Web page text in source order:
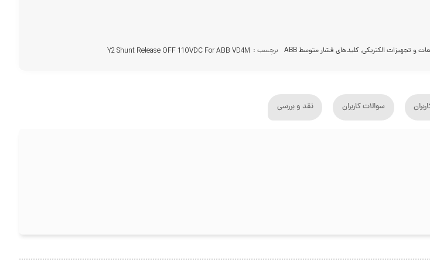
و تجهیزات الکتریکی,کلیدهای فشار متوسط ABB برچسب : Y2 Shunt Release OFF 110VDC For ABB VD4M
سوالات کاربران نقد و بررسی